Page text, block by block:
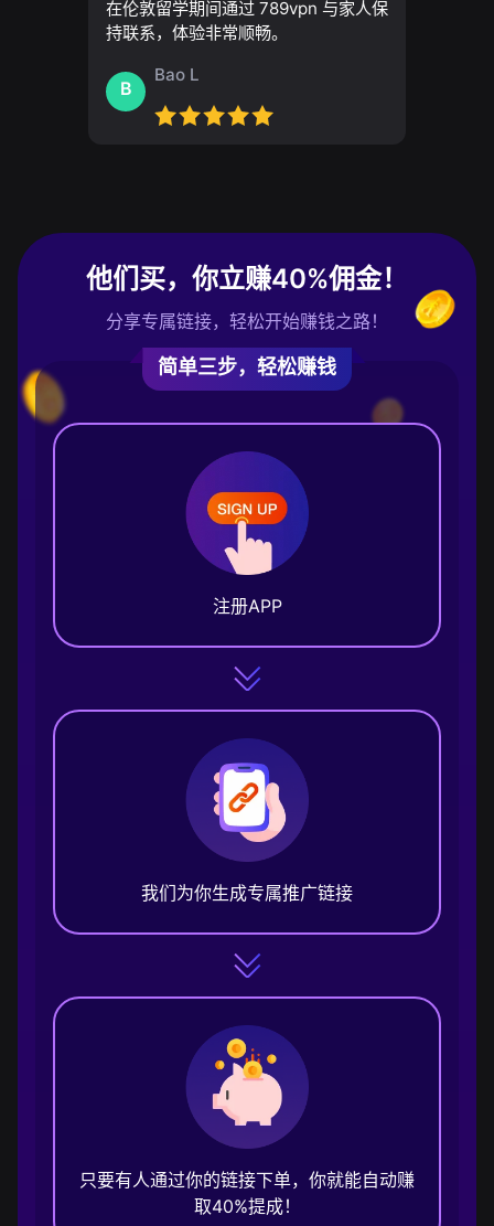
在伦敦留学期间通过 789vpn 与家人保
持联系，体验非常顺畅。
B
Bao L
他们买，你立赚40%佣金！
分享专属链接，轻松开始赚钱之路！
简单三步，轻松赚钱
注册APP
我们为你生成专属推广链接
只要有人通过你的链接下单，你就能自动赚
取40%提成！